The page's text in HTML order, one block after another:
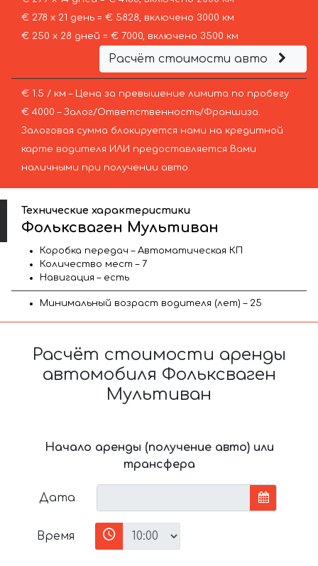
€ 278 х 21 день = € 5828, включено 3000 км
€ 250 х 28 дней = € 7000, включено 3500 км
Расчёт стоимости авто
€ 1.5 / км – Цена за превышение лимита по пробегу
€ 4000 – Залог/Ответственность/Франшиза.
Залоговая сумма блокируется нами на кредитной
карте водителя ИЛИ предоставляется Вами
наличными при получении авто.
Технические характеристики
Фольксваген Мультиван
Коробка передач – Автоматическая КП
Количество мест – 7
Навигация – есть
Минимальный возраст водителя (лет) – 25
Расчёт стоимости аренды
автомобиля Фольксваген
Мультиван
Начало аренды (получение авто) или
трансфера
Дата
Время